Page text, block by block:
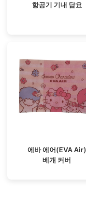
항공기 기내 담요
에바 에어(EVA Air)
베개 커버